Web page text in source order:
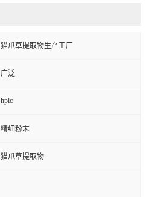
猫爪草提取物生产工厂
广泛
hplc
精细粉末
猫爪草提取物